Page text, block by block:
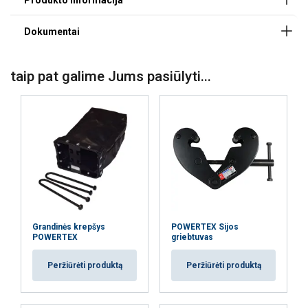
2 sluoksniai dažų (2L)
laisvas išviniojimas ruošiantis traukimui (FS)
ATEX sertifikuota 2 ir 22 zonos (EX)
Medžiaga:
Žymėjimas:
Temperatūros diapazonas:
Padengimas:
Standartas:
Pastaba:
taip pat galime Jums pasiūlyti...
Grandinės krepšys
POWERTEX
Peržiūrėti produktą
POWERTEX Sijos
griebtuvas
Peržiūrėti produktą